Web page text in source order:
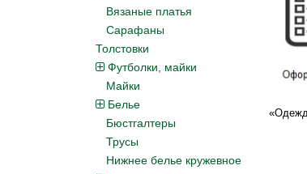
Вязаные платья
Сарафаны
Толстовки
Футболки, майки
Майки
Белье
Бюстгалтеры
Трусы
Нижнее белье кружевное
«